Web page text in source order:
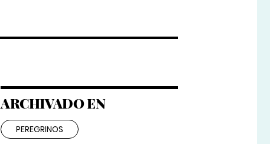
ARCHIVADO EN
PEREGRINOS